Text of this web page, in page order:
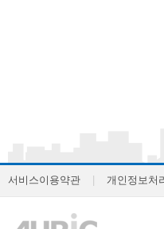
서비스이용약관 개인정보처